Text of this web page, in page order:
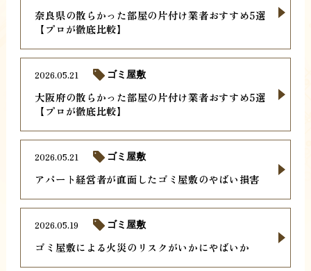
奈良県の散らかった部屋の片付け業者おすすめ5選
【プロが徹底比較】
大阪府の散らかった部屋の片付け業者おすすめ5選
【プロが徹底比較】
2026.05.21 ゴミ屋敷
アパート経営者が直面したゴミ屋敷のやばい損害
2026.05.21 ゴミ屋敷
ゴミ屋敷による火災のリスクがいかにやばいか
2026.05.19 ゴミ屋敷